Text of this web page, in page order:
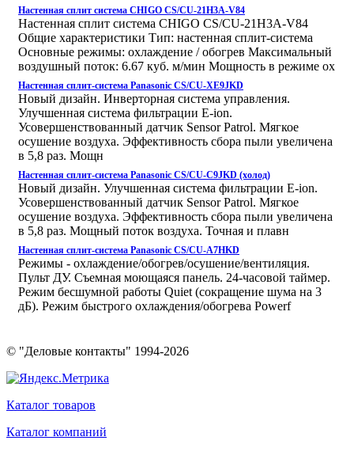
Настенная сплит система CHIGO CS/CU-21H3A-V84
Настенная сплит система CHIGO CS/CU-21H3A-V84
Общие характеристики Тип: настенная сплит-система
Основные режимы: охлаждение / обогрев Максимальный
воздушный поток: 6.67 куб. м/мин Мощность в режиме ох
Настенная сплит-система Panasonic CS/CU-XE9JKD
Новый дизайн. Инверторная система управления.
Улучшенная система фильтрации E-ion.
Усовершенствованный датчик Sensor Patrol. Мягкое
осушение воздуха. Эффективность сбора пыли увеличена
в 5,8 раз. Мощн
Настенная сплит-система Panasonic CS/CU-C9JKD (холод)
Новый дизайн. Улучшенная система фильтрации E-ion.
Усовершенствованный датчик Sensor Patrol. Мягкое
осушение воздуха. Эффективность сбора пыли увеличена
в 5,8 раз. Мощный поток воздуха. Точная и плавн
Настенная сплит-система Panasonic CS/CU-A7HKD
Режимы - охлаждение/обогрев/осушение/вентиляция.
Пульт ДУ. Съемная моющаяся панель. 24-часовой таймер.
Режим бесшумной работы Quiet (сокращение шума на 3
дБ). Режим быстрого охлаждения/обогрева Powerf
© "Деловые контакты" 1994-2026
Каталог товаров
Каталог компаний